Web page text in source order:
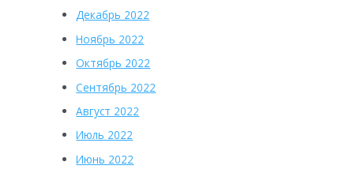
Декабрь 2022
Ноябрь 2022
Октябрь 2022
Сентябрь 2022
Август 2022
Июль 2022
Июнь 2022